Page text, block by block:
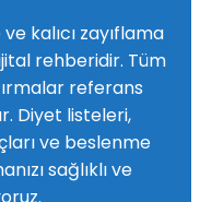
kalıcı zayıflama
rehberidir. Tüm
referans
Diyet listeleri,
ve beslenme
sağlıklı ve